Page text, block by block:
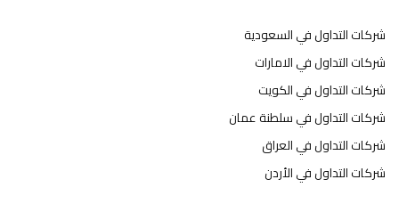
شركات التداول في السعودية
شركات التداول في الامارات
شركات التداول في الكويت
شركات التداول في سلطنة عمان
شركات التداول في العراق
شركات التداول في الأردن